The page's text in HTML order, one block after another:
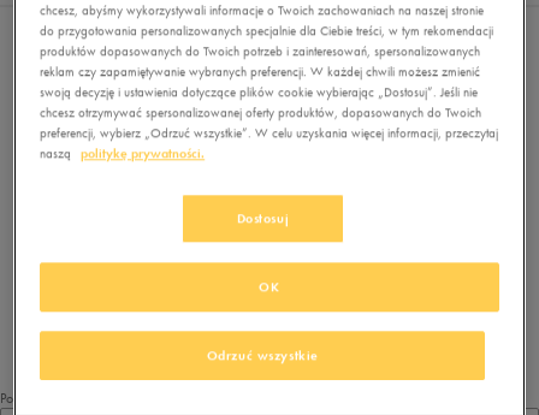
Nie wybrano filtrów
Zmień kryteria wyszukiwania lub
Pokaż
chcesz, abyśmy wykorzystywali informacje o Twoich zachowaniach na naszej stronie
do przygotowania personalizowanych specjalnie dla Ciebie treści, w tym rekomendacji
produktów dopasowanych do Twoich potrzeb i zainteresowań, spersonalizowanych
reklam czy zapamiętywanie wybranych preferencji. W każdej chwili możesz zmienić
swoją decyzję i ustawienia dotyczące plików cookie wybierając „Dostosuj”. Jeśli nie
chcesz otrzymywać spersonalizowanej oferty produktów, dopasowanych do Twoich
preferencji, wybierz „Odrzuć wszystkie”. W celu uzyskania więcej informacji, przeczytaj
naszą
politykę prywatności.
Dostosuj
Odrzuć wszystkie
OK